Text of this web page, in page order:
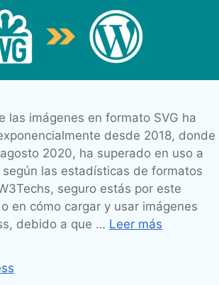
las imágenes en formato SVG ha
desde 2018, donde
2020, ha superado en uso a
según las estadísticas de formatos
seguro estás por este
en cómo cargar y usar imágenes
debido a que … Leer más